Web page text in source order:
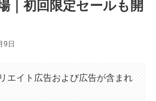
｜初回限定セールも開
9日
エイト広告および広告が含まれ